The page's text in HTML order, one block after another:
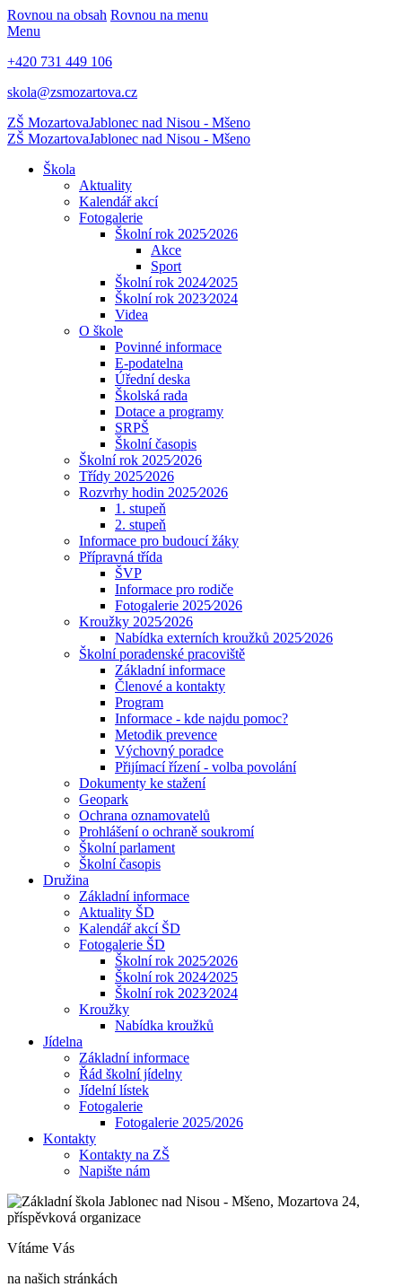
Rovnou na obsah Rovnou na menu
Menu
+420 731 449 106
skola@zsmozartova.cz
ZŠ MozartovaJablonec nad Nisou - Mšeno
ZŠ MozartovaJablonec nad Nisou - Mšeno
Škola
Aktuality
Kalendář akcí
Fotogalerie
Školní rok 2025⁄2026
Akce
Sport
Školní rok 2024⁄2025
Školní rok 2023⁄2024
Videa
O škole
Povinné informace
E-podatelna
Úřední deska
Školská rada
Dotace a programy
SRPŠ
Školní časopis
Školní rok 2025⁄2026
Třídy 2025⁄2026
Rozvrhy hodin 2025⁄2026
1. stupeň
2. stupeň
Informace pro budoucí žáky
Přípravná třída
ŠVP
Informace pro rodiče
Fotogalerie 2025⁄2026
Kroužky 2025⁄2026
Nabídka externích kroužků 2025⁄2026
Školní poradenské pracoviště
Základní informace
Členové a kontakty
Program
Informace - kde najdu pomoc?
Metodik prevence
Výchovný poradce
Přijímací řízení - volba povolání
Dokumenty ke stažení
Geopark
Ochrana oznamovatelů
Prohlášení o ochraně soukromí
Školní parlament
Školní časopis
Družina
Základní informace
Aktuality ŠD
Kalendář akcí ŠD
Fotogalerie ŠD
Školní rok 2025⁄2026
Školní rok 2024⁄2025
Školní rok 2023⁄2024
Kroužky
Nabídka kroužků
Jídelna
Základní informace
Řád školní jídelny
Jídelní lístek
Fotogalerie
Fotogalerie 2025/2026
Kontakty
Kontakty na ZŠ
Napište nám
Vítáme Vás
na našich stránkách